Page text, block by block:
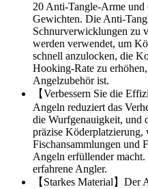
20 Anti-Tangle-Arme und
Gewichten. Die Anti-
Schnurverwicklungen zu
werden verwendet, um
schnell anzulocken, die
Hooking-Rate zu
Angelzubehör ist.
【Verbessern Sie die
Angeln reduziert das
die Wurfgenauigkeit, und
präzise
Fischansammlungen und
Angeln erfüllender
erfahrene Angler.
【Starkes Material】Der